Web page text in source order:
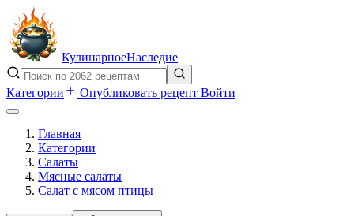
КулинарноеНаследие
Категории Опубликовать рецепт Войти
Главная
Категории
Салаты
Мясные салаты
Салат с мясом птицы